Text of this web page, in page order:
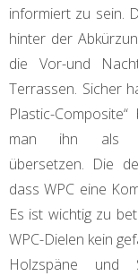
informiert zu sein.
hinter der
die Vor-und
Terrassen. Sicher
Plastic-
man ihn als
übersetzen. Die
dass WPC eine
Es ist wichtig zu
WPC-Dielen kein
Holzspäne und